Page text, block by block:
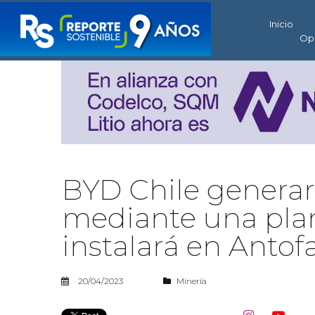
Inicio
BYD Chile
mediante una
instalará en
20/04/2023 Minería